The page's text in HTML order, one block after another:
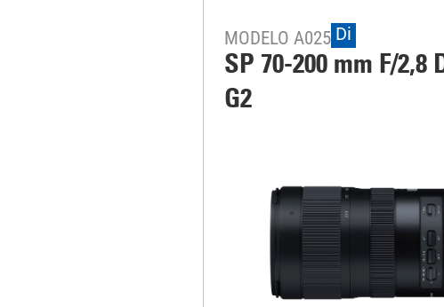
MODELO A025 Di
SP 70-200 mm F/2,8
G2